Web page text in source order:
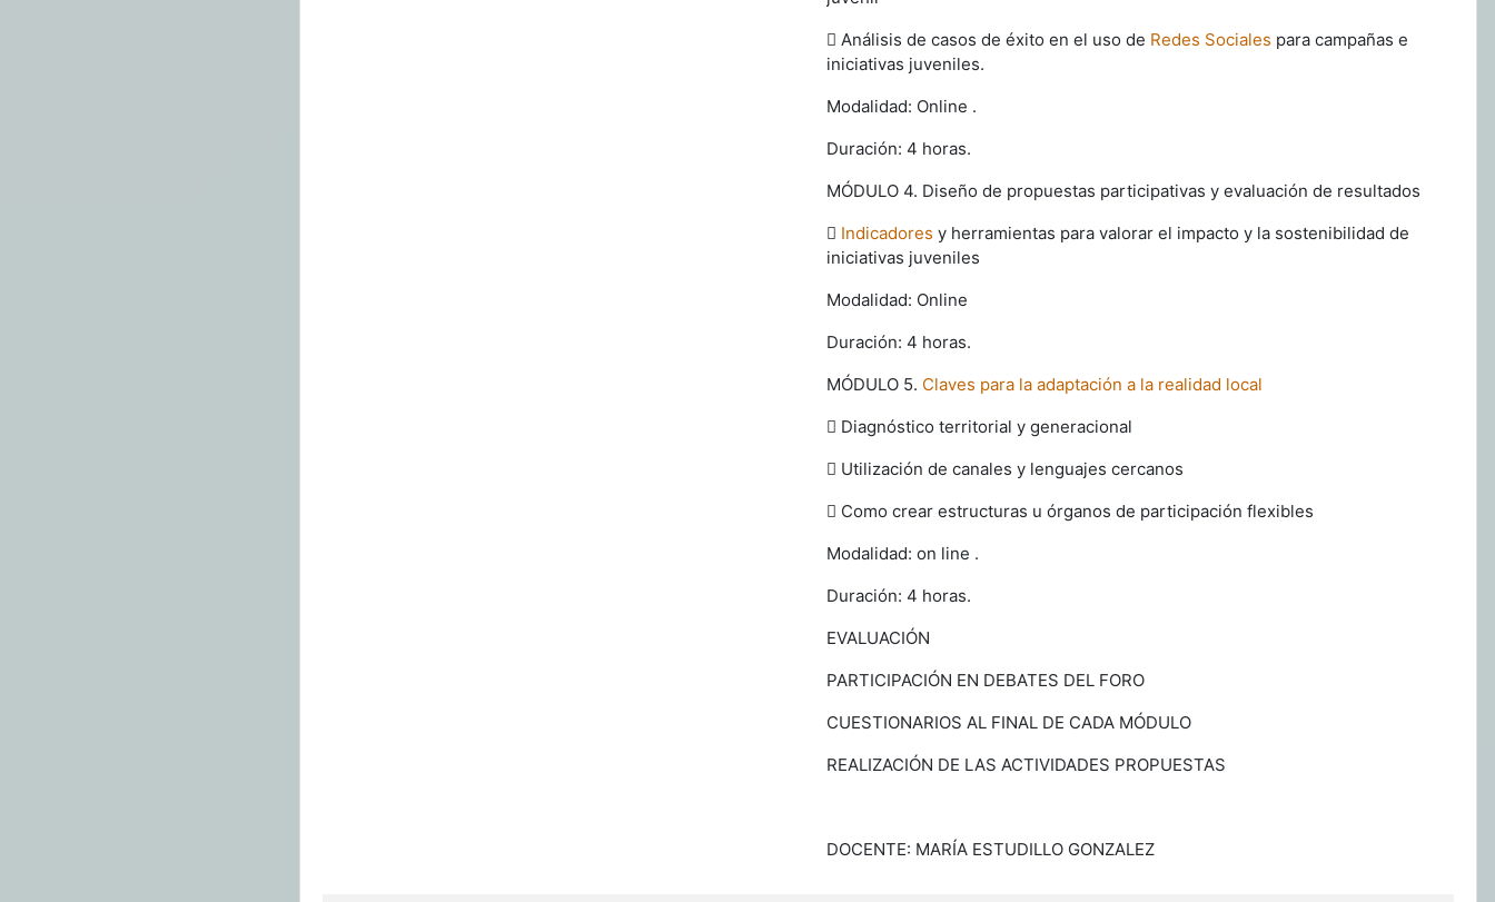
 Análisis de casos de éxito en el uso de Redes Sociales para campañase
iniciativas juveniles.
Modalidad: Online .
Duración: 4 horas.
MÓDULO 4. Diseño de propuestas participativas y evaluación de resultados
 Indicadores y herramientas para valorar el impacto y la sostenibilidadde
iniciativas juveniles
Modalidad: Online
Duración: 4 horas.
MÓDULO 5. Claves para la adaptación a la realidad local
 Diagnóstico territorial y generacional
 Utilización de canales y lenguajes cercanos
 Como crear estructuras u órganos de participación flexibles
Modalidad: on line .
Duración: 4 horas.
EVALUACIÓN
PARTICIPACIÓN EN DEBATES DEL FORO
CUESTIONARIOS AL FINAL DE CADA MÓDULO
REALIZACIÓN DE LAS ACTIVIDADES PROPUESTAS
DOCENTE: MARÍA ESTUDILLO GONZALEZ